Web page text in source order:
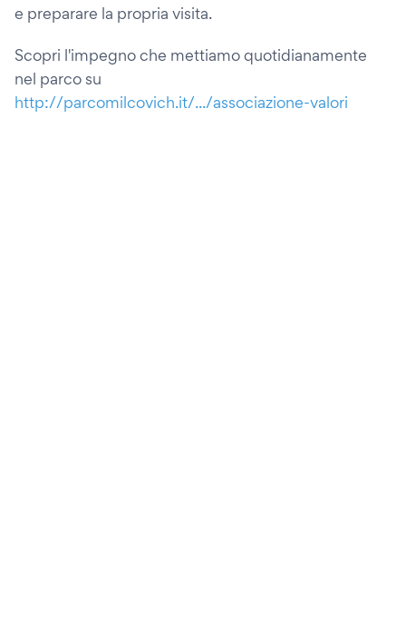
e preparare la propria visita.
Scopri l'impegno che mettiamo quotidianamente
nel parco su
http://parcomilcovich.it/.../associazione-valori